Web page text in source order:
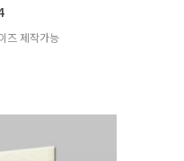
즈 제작가능